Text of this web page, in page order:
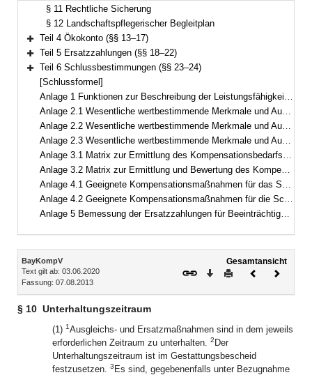
§ 11 Rechtliche Sicherung
§ 12 Landschaftspflegerischer Begleitplan
Bereich erweitern
Teil 4 Ökokonto (§§ 13–17)
Bereich erweitern
Teil 5 Ersatzzahlungen (§§ 18–22)
Bereich erweitern
Teil 6 Schlussbestimmungen (§§ 23–24)
[Schlussformel]
Anlage 1 Funktionen zur Beschreibung der Leistungsfähigkeit des Naturhaushalts und des Landschaftsbilds sowie Kriterien zu deren Erfassung
Anlage 2.1 Wesentliche wertbestimmende Merkmale und Ausprägungen des Schutzguts Arten und Lebensräume
Anlage 2.2 Wesentliche wertbestimmende Merkmale und Ausprägungen des Schutzguts Landschaftsbild
Anlage 2.3 Wesentliche wertbestimmende Merkmale und Ausprägungen der Schutzgüter Boden, Wasser, Klima/Luft
Anlage 3.1 Matrix zur Ermittlung des Kompensationsbedarfs des Schutzguts Arten und Lebensräume in Wertpunkten
Anlage 3.2 Matrix zur Ermittlung und Bewertung des Kompensationsumfangs des Schutzguts Arten und Lebensräume in Wertpunkten
Anlage 4.1 Geeignete Kompensationsmaßnahmen für das Schutzgut Arten und Lebensräume
Anlage 4.2 Geeignete Kompensationsmaßnahmen für die Schutzgüter Boden, Wasser, Klima/Luft und das Landschaftsbild
Anlage 5 Bemessung der Ersatzzahlungen für Beeinträchtigungen des Landschaftsbilds
Inhalt
BayKompV
Text gilt ab: 03.06.2020
Fassung: 07.08.2013
Gesamtansicht
Download
DruckenVorheriges
§ 10 Unterhaltungszeitraum
(1) 1Ausgleichs- und Ersatzmaßnahmen sind in dem jeweils
erforderlichen Zeitraum zu unterhalten. 2 Der
Unterhaltungszeitraum ist im Gestattungsbescheid
festzusetzen. 3 Es sind, gegebenenfalls unter Bezugnahme